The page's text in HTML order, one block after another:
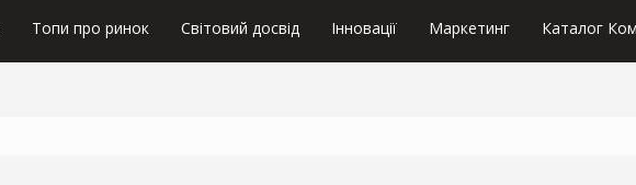
Топи про ринок Світовий досвід Інновації Маркетинг Каталог